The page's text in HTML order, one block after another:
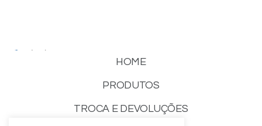
HOME
PRODUTOS
TROCA E DEVOLUÇÕES
(15) 99781-4630